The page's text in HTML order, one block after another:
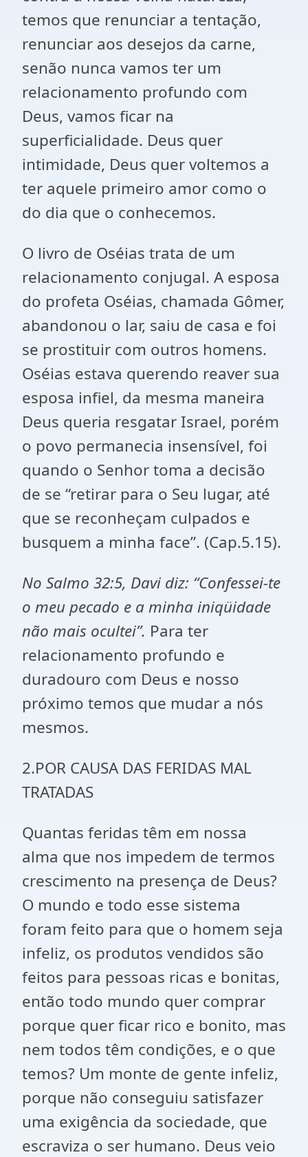
temos que renunciar a tentação,
renunciar aos desejos da carne,
senão nunca vamos ter um
relacionamento profundo com
Deus, vamos ficar na
superficialidade. Deus quer
intimidade, Deus quer voltemos a
ter aquele primeiro amor como o
do dia que o conhecemos.
O livro de Oséias trata de um
relacionamento conjugal. A esposa
do profeta Oséias, chamada Gômer,
abandonou o lar, saiu de casa e foi
se prostituir com outros homens.
Oséias estava querendo reaver sua
esposa infiel, da mesma maneira
Deus queria resgatar Israel, porém
o povo permanecia insensível, foi
quando o Senhor toma a decisão
de se “retirar para o Seu lugar, até
que se reconheçam culpados e
busquem a minha face”. (Cap.5.15).
No Salmo 32:5, Davi diz: “Confessei-te
o meu pecado e a minha iniqüidade
não mais ocultei”. Para ter
relacionamento profundo e
duradouro com Deus e nosso
próximo temos que mudar a nós
mesmos.
2.POR CAUSA DAS FERIDAS MAL
TRATADAS
Quantas feridas têm em nossa
alma que nos impedem de termos
crescimento na presença de Deus?
O mundo e todo esse sistema
foram feito para que o homem seja
infeliz, os produtos vendidos são
feitos para pessoas ricas e bonitas,
então todo mundo quer comprar
porque quer ficar rico e bonito, mas
nem todos têm condições, e o que
temos? Um monte de gente infeliz,
porque não conseguiu satisfazer
uma exigência da sociedade, que
escraviza o ser humano. Deus veio